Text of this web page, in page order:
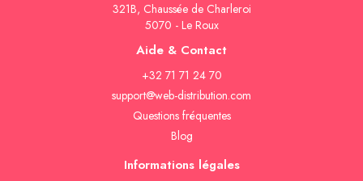
321B, Chaussée de Charleroi
5070 - Le Roux
Aide & Contact
+32 71 71 24 70
support@web-distribution.com
Questions fréquentes
Blog
Informations légales